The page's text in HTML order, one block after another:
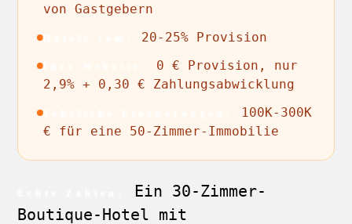
von Gastgebern
20-25% Provision
0 € Provision, nur
2,9% + 0,30 € Zahlungsabwicklung
100K-300K
€ für eine 50-Zimmer-Immobilie
Ein 30-Zimmer-
Boutique-Hotel mit